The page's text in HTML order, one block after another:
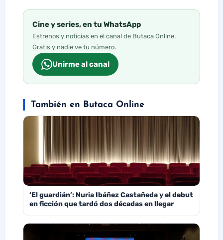
Cine y series, en tu WhatsApp
Estrenos y noticias en el canal de Butaca Online.
Gratis y nadie ve tu número.
Unirme al canal
También en Butaca Online
‘El guardián’: Nuria Ibáñez Castañeda y el debut
en ficción que tardó dos décadas en llegar